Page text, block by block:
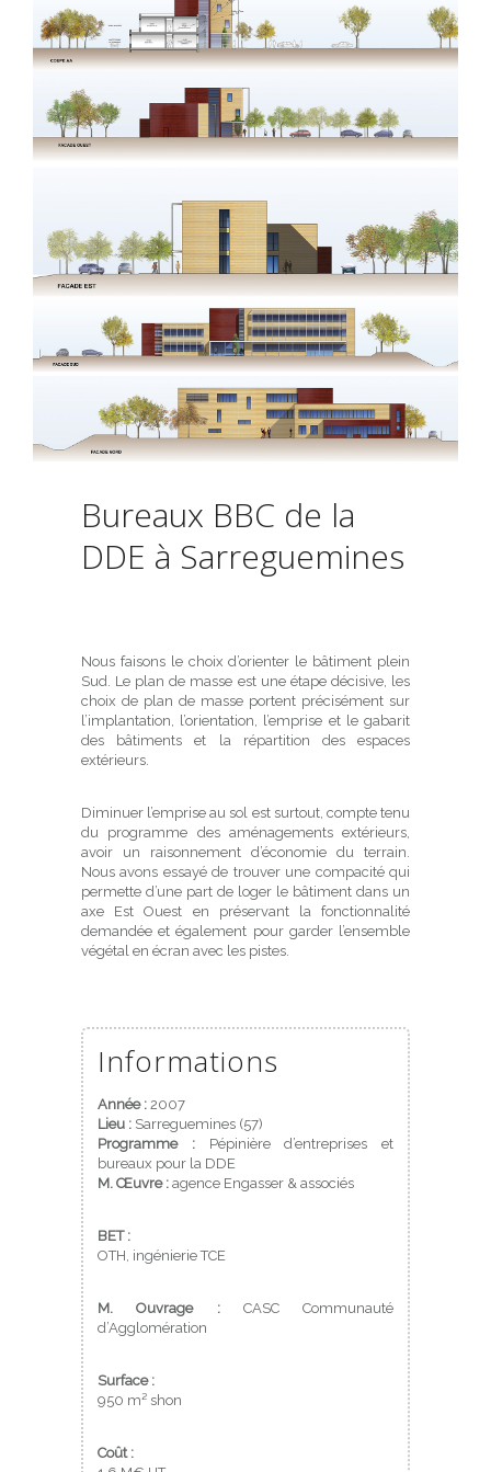
Bureaux BBC de la
DDE à Sarreguemines
Nous faisons le choix d’orienter le bâtiment plein
Sud. Le plan de masse est une étape décisive, les
choix de plan de masse portent précisément sur
l’implantation, l’orientation, l’emprise et le gabarit
des bâtiments et la répartition des espaces
extérieurs.
Diminuer l’emprise au sol est surtout, compte tenu
du programme des aménagements extérieurs,
avoir un raisonnement d’économie du terrain.
Nous avons essayé de trouver une compacité qui
permette d’une part de loger le bâtiment dans un
axe Est Ouest en préservant la fonctionnalité
demandée et également pour garder l’ensemble
végétal en écran avec les pistes.
Informations
Année : 2007
Lieu : Sarreguemines (57)
Programme :Pépinière d’entreprises et
bureaux pour la DDE
M. Œuvre : agence Engasser & associés
BET :
OTH, ingénierie TCE
M. Ouvrage : CASC Communauté
d’Agglomération
Surface :
950 m² shon
Coût :